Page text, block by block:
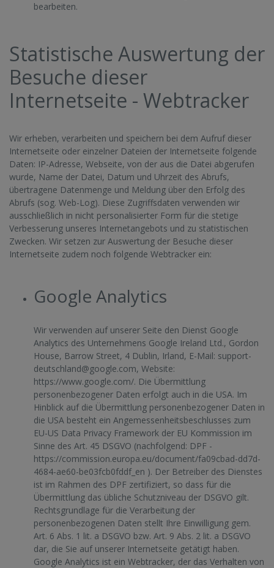
bearbeiten.
Statistische Auswertung der
Besuche dieser
Internetseite - Webtracker
Wir erheben, verarbeiten und speichern bei dem Aufruf dieser
Internetseite oder einzelner Dateien der Internetseite folgende
Daten: IP-Adresse, Webseite, von der aus die Datei abgerufen
wurde, Name der Datei, Datum und Uhrzeit des Abrufs,
übertragene Datenmenge und Meldung über den Erfolg des
Abrufs (sog. Web-Log). Diese Zugriffsdaten verwenden wir
ausschließlich in nicht personalisierter Form für die stetige
Verbesserung unseres Internetangebots und zu statistischen
Zwecken. Wir setzen zur Auswertung der Besuche dieser
Internetseite zudem noch folgende Webtracker ein:
Google Analytics
Wir verwenden auf unserer Seite den Dienst Google
Analytics des Unternehmens Google Ireland Ltd., Gordon
House, Barrow Street, 4 Dublin, Irland, E-Mail: support-
deutschland@google.com, Website:
https://www.google.com/. Die Übermittlung
personenbezogener Daten erfolgt auch in die USA. Im
Hinblick auf die Übermittlung personenbezogener Daten in
die USA besteht ein Angemessenheitsbeschlusses zum
EU-US Data Privacy Framework der EU Kommission im
Sinne des Art. 45 DSGVO (nachfolgend: DPF -
https://commission.europa.eu/document/fa09cbad-dd7d-
4684-ae60-be03fcb0fddf_en ). Der Betreiber des Dienstes
ist im Rahmen des DPF zertifiziert, so dass für die
Übermittlung das übliche Schutzniveau der DSGVO gilt.
Rechtsgrundlage für die Verarbeitung der
personenbezogenen Daten stellt Ihre Einwilligung gem.
Art. 6 Abs. 1 lit. a DSGVO bzw. Art. 9 Abs. 2 lit. a DSGVO
dar, die Sie auf unserer Internetseite getätigt haben.
Google Analytics ist ein Webtracker, der das Verhalten von